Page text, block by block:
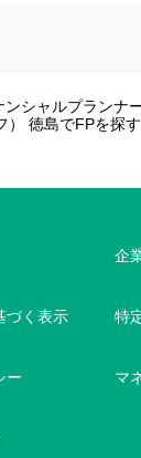
シャルプランナ
徳島でFPを探
企
づく表示 特
ー マ